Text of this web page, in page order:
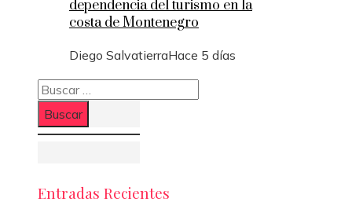
dependencia del turismo en la
costa de Montenegro
Diego SalvatierraHace 5 días
Buscar:
Entradas Recientes